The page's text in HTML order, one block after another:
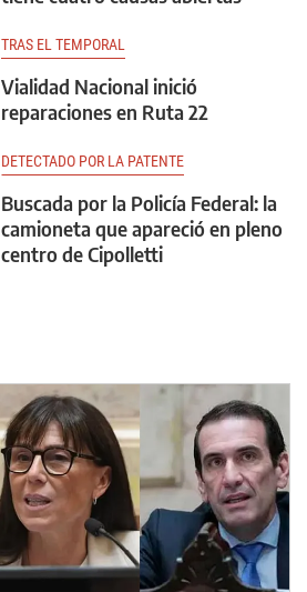
TRAS EL TEMPORAL
Vialidad Nacional inició
reparaciones en Ruta 22
DETECTADO POR LA PATENTE
Buscada por la Policía Federal: la
camioneta que apareció en pleno
centro de Cipolletti